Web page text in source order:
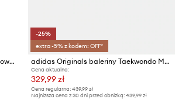
Lauren Ralph Lauren baleriny zamszowe Londyn Klt
-25%
extra -5% z kodem: OFF*
adidas Originals baleriny Taekwondo Mei Balle
Cena aktualna:
329,99 zł
Cena regularna: 439,99 zł
Najniższa cena z 30 dni przed obniżką: 439,99 zł